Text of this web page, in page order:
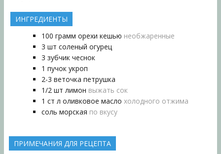
ИНГРЕДИЕНТЫ
100 грамм орехи кешью необжаренные
3 шт соленый огурец
3 зубчик чеснок
1 пучок укроп
2-3 веточка петрушка
1/2 шт лимон выжать сок
1 ст л оливковое масло холодного отжима
соль морская по вкусу
ПРИМЕЧАНИЯ ДЛЯ РЕЦЕПТА